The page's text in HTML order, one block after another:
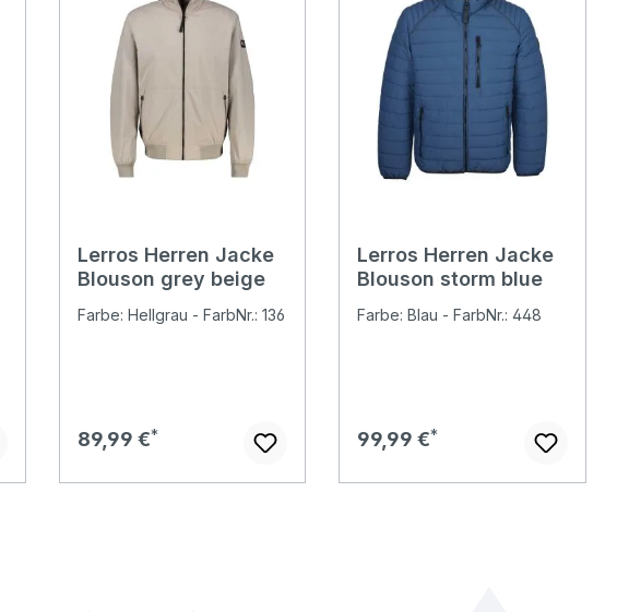
Lerros Herren Jacke
Blouson grey beige
Farbe: Hellgrau - FarbNr.: 136
Regulärer Preis:
89,99 €
Lerros Herren Jacke
Blouson storm blue
Farbe: Blau - FarbNr.: 448
Regulärer Preis:
99,99 €